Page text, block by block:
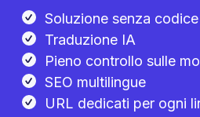
Soluzione senza codice
Traduzione IA
Pieno controllo sulle
SEO multilingue
URL dedicati per ogni